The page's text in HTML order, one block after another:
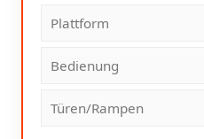
Plattform
Bedienung
Türen/Rampen